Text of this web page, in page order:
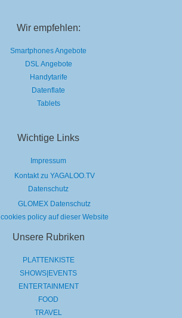
Wir empfehlen:
Smartphones Angebote
DSL Angebote
Handytarife
Datenflate
Tablets
Wichtige Links
Impressum
Kontakt zu YAGALOO.TV
Datenschutz
GLOMEX Datenschutz
cookies policy auf dieser Website
Unsere Rubriken
PLATTENKISTE
SHOWS|EVENTS
ENTERTAINMENT
FOOD
TRAVEL